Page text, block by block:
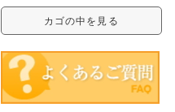
カゴの中を見る